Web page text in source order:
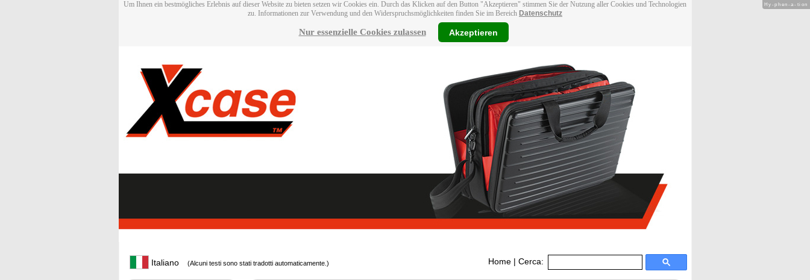
Um Ihnen ein bestmögliches Erlebnis auf dieser Website zu bieten setzen wir Cookies ein. Durch das Klicken auf den Button "Akzeptieren" stimmen Sie der Nutzung aller Cookies und Technologien
zu. Informationen zur Verwendung und den Widerspruchsmöglichkeiten finden Sie im Bereich Datenschutz
Nur essenzielle Cookies zulassen Akzeptieren
Italiano (Alcuni testi sono stati tradotti automaticamente.) Home | Cerca:
Hy-phen-a-tion